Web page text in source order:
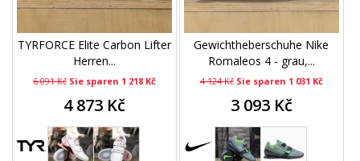
TYRFORCE Elite Carbon Lifter
Herren...
6 091 Kč Sie sparen 1 218 Kč
4 873 Kč
Gewichtheberschuhe Nike
Romaleos 4 - grau,...
4 124 Kč Sie sparen 1 031 Kč
3 093 Kč